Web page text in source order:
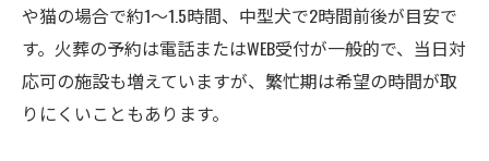
や猫の場合で約1〜1.5時間、中型犬で2時間前後が目安で
す。火葬の予約は電話またはWEB受付が一般的で、当日対
応可の施設も増えていますが、繁忙期は希望の時間が取
りにくいこともあります。